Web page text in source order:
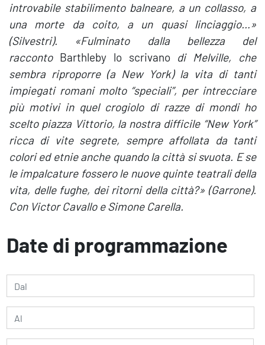
introvabile stabilimento balneare, a un collasso, a
una morte da coito, a un quasi linciaggio…»
(Silvestri). «Fulminato dalla bellezza del
raccontoBarthleby lo scrivano di Melville, che
sembra riproporre (a New York) la vita di tanti
impiegati romani molto “speciali”, per intrecciare
più motivi in quel crogiolo di razze di mondi ho
scelto piazza Vittorio, la nostra difficile “New York”
ricca di vite segrete, sempre affollata da tanti
colori ed etnie anche quando la città si svuota. E se
le impalcature fossero le nuove quinte teatrali della
vita, delle fughe, dei ritorni della città?» (Garrone).
Con Victor Cavallo e Simone Carella.
Date di programmazione